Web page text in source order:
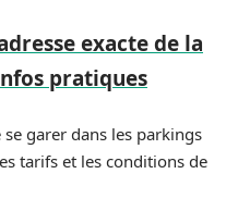
exacte de la
pratiques
garer dans les parkings
tarifs et les conditions de